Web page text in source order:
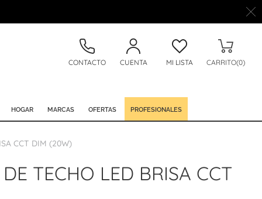
CONTACTO CUENTA MI LISTA CARRITO(0)
HOGAR MARCAS OFERTAS PROFESIONALES
CCT DIM (20W)
TECHO LED BRISA CCT